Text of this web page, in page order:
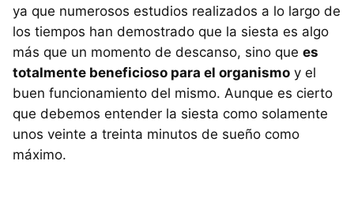
ya que numerosos estudios realizados a lo largo de
los tiempos han demostrado que la siesta es algo
más que un momento de descanso, sino que es
totalmente beneficioso para el organismo y el
buen funcionamiento del mismo. Aunque es cierto
que debemos entender la siesta como solamente
unos veinte a treinta minutos de sueño como
máximo.